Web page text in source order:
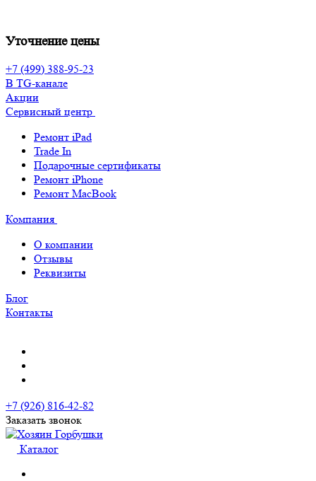
Уточнение цены
+7 (499) 388-95-23
В TG-канале
Акции
Сервисный центр
Ремонт iPad
Trade In
Подарочные сертификаты
Ремонт iPhone
Ремонт MacBook
Компания
О компании
Отзывы
Реквизиты
Блог
Контакты
+7 (926) 816-42-82
Заказать звонок
Каталог